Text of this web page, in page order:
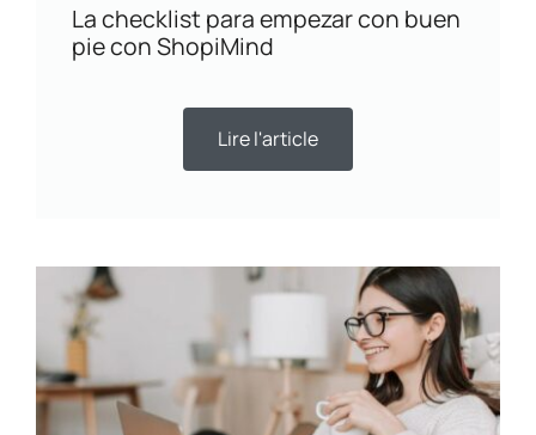
La checklist para empezar con buen
pie con ShopiMind
Lire l'article